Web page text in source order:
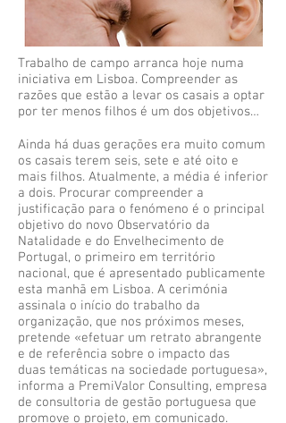
Trabalho de campo arranca hoje numa
iniciativa em Lisboa. Compreender as
razões que estão a levar os casais a optar
por ter menos filhos é um dos objetivos…
Ainda há duas gerações era muito comum
os casais terem seis, sete e até oito e
mais filhos. Atualmente, a média é inferior
a dois. Procurar compreender a
justificação para o fenómeno é o principal
objetivo do novo Observatório da
Natalidade e do Envelhecimento de
Portugal, o primeiro em território
nacional, que é apresentado publicamente
esta manhã em Lisboa. A cerimónia
assinala o início do trabalho da
organização, que nos próximos meses,
pretende «efetuar um retrato abrangente
e de referência sobre o impacto das
duas temáticas na sociedade portuguesa»,
informa a PremiValor Consulting, empresa
de consultoria de gestão portuguesa que
promove o projeto, em comunicado.